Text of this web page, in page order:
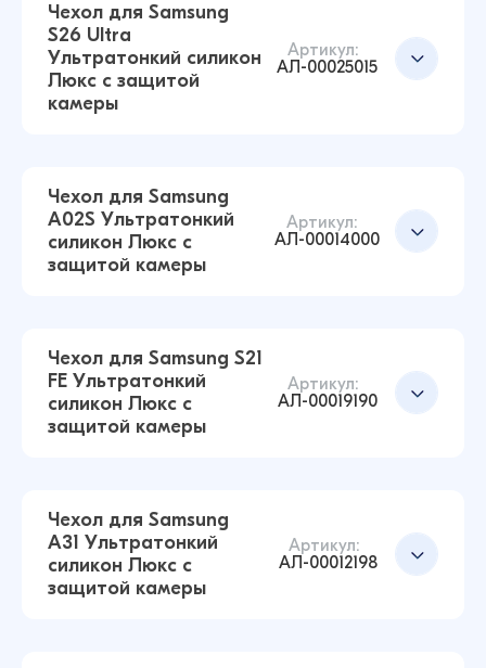
Добавить в корзину
Чехол для Samsung S22 Ultra Ультратонкий
силикон Люкс с защитой камеры
(Прозрачный)
Добавить в корзину
Чехол для Samsung A13 4G Ультратонкий
силикон Люкс с защитой камеры
(Прозрачный)
Добавить в корзину
Чехол для Samsung
S26 Ultra
Ультратонкий силикон
Люкс с защитой
камеры
Артикул:
АЛ-00025015
Чехол для Samsung S26 Ultra Ультратонкий
силикон Люкс с защитой камеры
Чехол для Samsung
A02S Ультратонкий
силикон Люкс с
защитой камеры
Артикул:
АЛ-00014000
Чехол для Samsung A02S Ультратонкий
силикон Люкс с защитой камеры
Чехол для Samsung S21
FE Ультратонкий
силикон Люкс с
защитой камеры
Артикул:
АЛ-00019190
Чехол для Samsung
A31 Ультратонкий
силикон Люкс с
защитой камеры
Артикул:
АЛ-00012198